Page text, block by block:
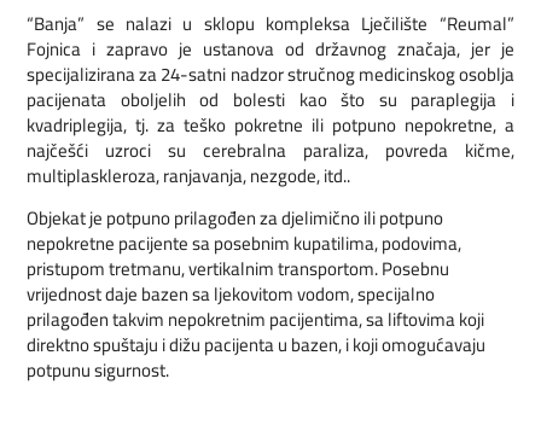
“Banja” se nalazi u sklopu kompleksa Lječilište “Reumal”
Fojnica i zapravo je ustanova od državnog značaja, jer je
specijalizirana za 24-satni nadzor stručnog medicinskog osoblja
pacijenata oboljelih od bolesti kao što su paraplegija i
kvadriplegija, tj. za teško pokretne ili potpuno nepokretne, a
najčešći uzroci su cerebralna paraliza, povreda kičme,
multiplaskleroza, ranjavanja, nezgode, itd..
Objekat je potpuno prilagođen za djelimično ili potpuno
nepokretne pacijente sa posebnim kupatilima, podovima,
pristupom tretmanu, vertikalnim transportom. Posebnu
vrijednost daje bazen sa ljekovitom vodom, specijalno
prilagođen takvim nepokretnim pacijentima, sa liftovima koji
direktno spuštaju i dižu pacijenta u bazen, i koji omogućavaju
potpunu sigurnost.